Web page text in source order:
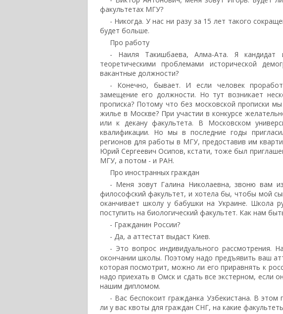
факультетах МГУ?
- Никогда. У нас ни разу за 15 лет такого
будет больше.
Про работу
- Наиля Такишбаева, Алма-Ата. Я кандидат
теоретическими проблемами исторической
вакантные должности?
- Конечно, бывает. И если человек
замещение его должности. Но тут возникает
прописка? Потому что без московской прописки
жилье в Москве? При участии в конкурсе
или к декану факультета. В Московском
квалификации. Но мы в последние годы
регионов для работы в МГУ, предоставив им
Юрий Сергеевич Осипов, кстати, тоже был
МГУ, а потом - и РАН.
Про иностранных граждан
- Меня зовут Галина Николаевна, звоню вам
философский факультет, и хотела бы, чтобы мой
оканчивает школу у бабушки на Украине. Школа
поступить на биологический факультет. Как нам
- Гражданин России?
- Да, а аттестат выдаст Киев.
- Это вопрос индивидуального
окончании школы. Поэтому надо предъявить ваш
которая посмотрит, можно ли его приравнять к
надо приехать в Омск и сдать все экстерном, если
нашим дипломом.
- Вас беспокоит гражданка Узбекистана. В
ли у вас квоты для граждан СНГ, на какие